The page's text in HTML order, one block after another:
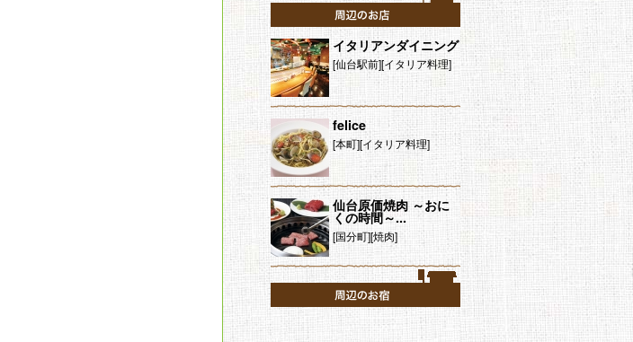
イタリアンダイニング
[仙台駅前][イタリア料理]
felice
[本町][イタリア料理]
仙台原価焼肉 ～おに
くの時間～...
[国分町][焼肉]